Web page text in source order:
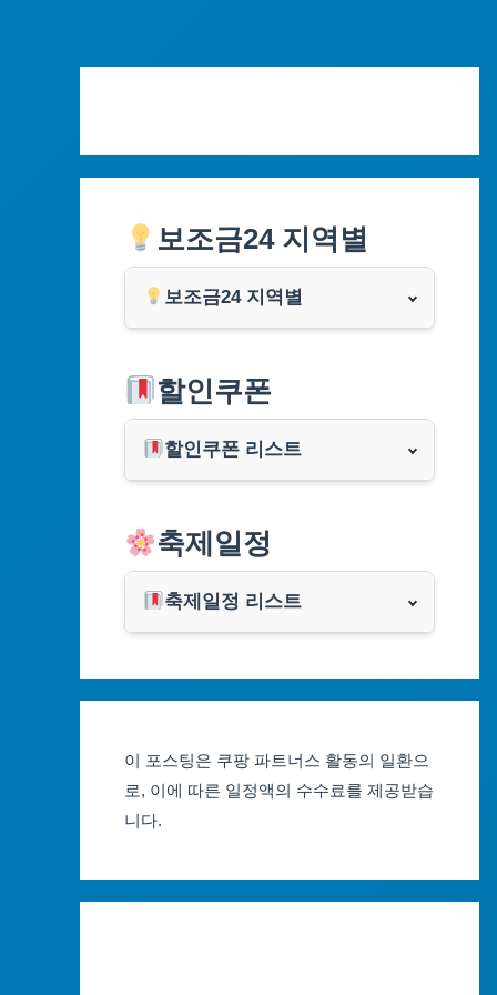
보조금24 지역별
보조금24 지역별
부산광역시
대구광역시
인천광역시
광주광역시
세종특별자치시
강원도
할인쿠폰
할인쿠폰 리스트
쿠팡
클룩
축제일정
축제일정 리스트
대구축제 일정
광주축제 일정
이 포스팅은 쿠팡 파트너스 활동의 일환으
로, 이에 따른 일정액의 수수료를 제공받습
니다.